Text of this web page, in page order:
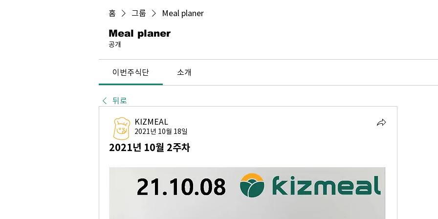
홈 그룹 Meal planer
Meal planer
공개
이번주식단 소개
뒤로
KIZMEAL
2021년 10월 18일
2021년 10월 2주차